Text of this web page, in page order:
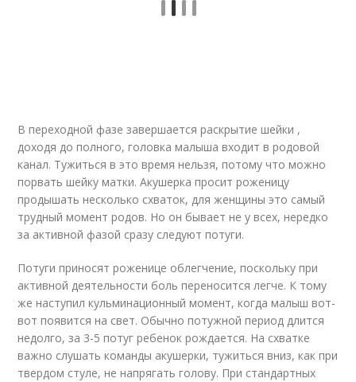
В переходной фазе завершается раскрытие шейки ,
доходя до полного, головка малыша входит в родовой
канал. Тужиться в это время нельзя, потому что можно
порвать шейку матки. Акушерка просит роженицу
продышать несколько схваток, для женщины это самый
трудный момент родов. Но он бывает не у всех, нередко
за активной фазой сразу следуют потуги.
Потуги приносят роженице облегчение, поскольку при
активной деятельности боль переносится легче. К тому
же наступил кульминационный момент, когда малыш вот-
вот появится на свет. Обычно потужной период длится
недолго, за 3-5 потуг ребенок рождается. На схватке
важно слушать команды акушерки, тужиться вниз, как при
твердом стуле, не напрягать голову. При стандартных